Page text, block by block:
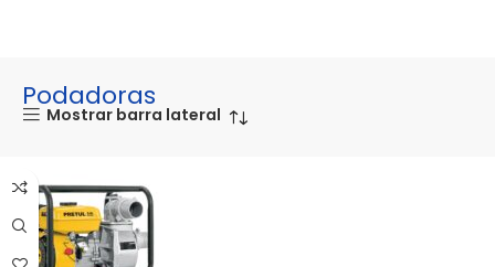
Podadoras
Mostrar barra lateral